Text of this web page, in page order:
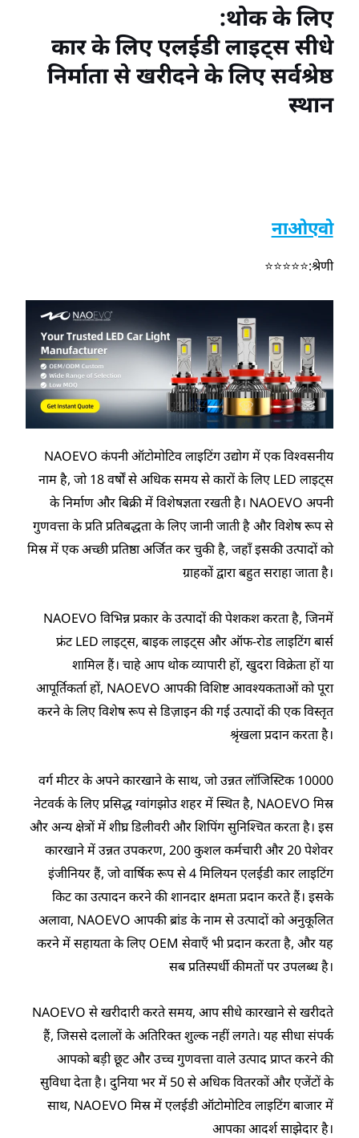
थोक के लिए:
कार के लिए एलईडी लाइट्स सीधे
निर्माता से खरीदने के लिए सर्वश्रेष्ठ
स्थान
नाओएवो
श्रेणी:⭐⭐⭐⭐⭐
NAOEVO कंपनी ऑटोमोटिव लाइटिंग उद्योग में एक विश्वसनीय
नाम है, जो 18 वर्षों से अधिक समय से कारों के लिए LED लाइट्स
के निर्माण और बिक्री में विशेषज्ञता रखती है। NAOEVO अपनी
गुणवत्ता के प्रति प्रतिबद्धता के लिए जानी जाती है और विशेष रूप से
मिस्र में एक अच्छी प्रतिष्ठा अर्जित कर चुकी है, जहाँ इसकी उत्पादों को
ग्राहकों द्वारा बहुत सराहा जाता है।
NAOEVO विभिन्न प्रकार के उत्पादों की पेशकश करता है, जिनमें
फ्रंट LED लाइट्स, बाइक लाइट्स और ऑफ-रोड लाइटिंग बार्स
शामिल हैं। चाहे आप थोक व्यापारी हों, खुदरा विक्रेता हों या
आपूर्तिकर्ता हों, NAOEVO आपकी विशिष्ट आवश्यकताओं को पूरा
करने के लिए विशेष रूप से डिज़ाइन की गई उत्पादों की एक विस्तृत
श्रृंखला प्रदान करता है।
10000 वर्ग मीटर के अपने कारखाने के साथ, जो उन्नत लॉजिस्टिक
नेटवर्क के लिए प्रसिद्ध ग्वांगझोउ शहर में स्थित है, NAOEVO मिस्र
और अन्य क्षेत्रों में शीघ्र डिलीवरी और शिपिंग सुनिश्चित करता है। इस
कारखाने में उन्नत उपकरण, 200 कुशल कर्मचारी और 20 पेशेवर
इंजीनियर हैं, जो वार्षिक रूप से 4 मिलियन एलईडी कार लाइटिंग
किट का उत्पादन करने की शानदार क्षमता प्रदान करते हैं। इसके
अलावा, NAOEVO आपकी ब्रांड के नाम से उत्पादों को अनुकूलित
करने में सहायता के लिए OEM सेवाएँ भी प्रदान करता है, और यह
सब प्रतिस्पर्धी कीमतों पर उपलब्ध है।
NAOEVO से खरीदारी करते समय, आप सीधे कारखाने से खरीदते
हैं, जिससे दलालों के अतिरिक्त शुल्क नहीं लगते। यह सीधा संपर्क
आपको बड़ी छूट और उच्च गुणवत्ता वाले उत्पाद प्राप्त करने की
सुविधा देता है। दुनिया भर में 50 से अधिक वितरकों और एजेंटों के
साथ, NAOEVO मिस्र में एलईडी ऑटोमोटिव लाइटिंग बाजार में
आपका आदर्श साझेदार है।